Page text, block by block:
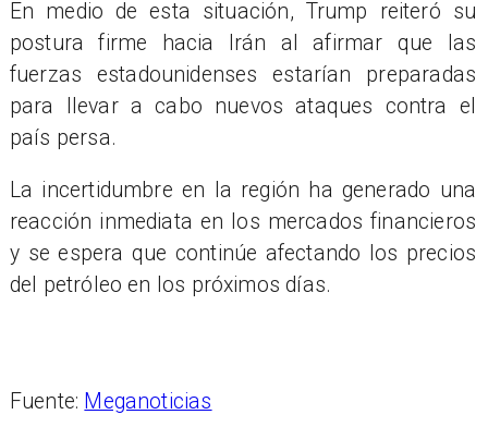
En medio de esta situación, Trump reiteró su
postura firme hacia Irán al afirmar que las
fuerzas estadounidenses estarían preparadas
para llevar a cabo nuevos ataques contra el
país persa.
La incertidumbre en la región ha generado una
reacción inmediata en los mercados financieros
y se espera que continúe afectando los precios
del petróleo en los próximos días.
Fuente: Meganoticias